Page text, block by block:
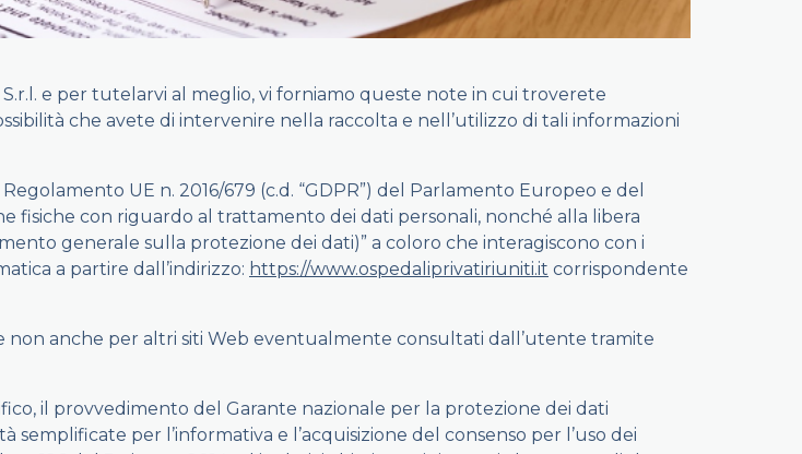
e per tutelarvi al meglio, vi forniamo queste note in cui troverete
che avete di intervenire nella raccolta e nell’utilizzo di tali informazioni
UE n. 2016/679 (c.d. “GDPR”) del Parlamento Europeo e del
fisiche con riguardo al trattamento dei dati personali, nonché alla libera
generale sulla protezione dei dati)” a coloro che interagiscono con i
a partire dall’indirizzo: https://www.ospedaliprivatiriuniti.it corrispondente
non anche per altri siti Web eventualmente consultati dall’utente tramite
il provvedimento del Garante nazionale per la protezione dei dati
per l’informativa e l’acquisizione del consenso per l’uso dei